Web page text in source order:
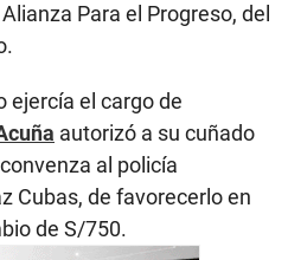
Para el Progreso, del
ejercía el cargo de
autorizó a su cuñado
al policía
Cubas, de favorecerlo en
de S/750.